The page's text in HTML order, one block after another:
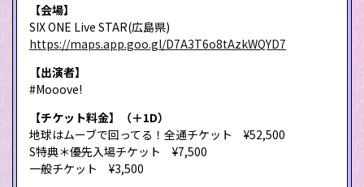
【会場】
SIX ONE Live STAR(広島県)
https://maps.app.goo.gl/D7A3T6o8tAzkWQYD7
【出演者】
#Mooove!
【チケット料金】（＋1D）
地球はムーブで回ってる！全通チケット ¥52,500
S特典＊優先入場チケット ¥7,500
一般チケット ¥3,500